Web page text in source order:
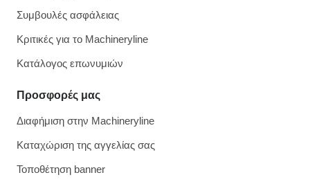
Συμβουλές ασφάλειας
Κριτικές για το Machineryline
Κατάλογος επωνυμιών
Προσφορές μας
Διαφήμιση στην Machineryline
Καταχώριση της αγγελίας σας
Τοποθέτηση banner